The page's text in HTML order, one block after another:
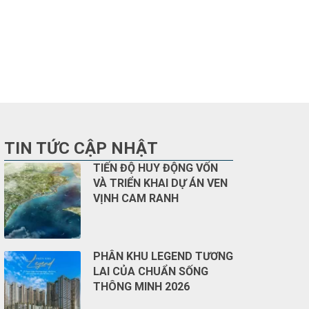
TIN TỨC CẬP NHẬT
TIẾN ĐỘ HUY ĐỘNG VỐN
VÀ TRIỂN KHAI DỰ ÁN VEN
VỊNH CAM RANH
PHÂN KHU LEGEND TƯƠNG
LAI CỦA CHUẨN SỐNG
THÔNG MINH 2026